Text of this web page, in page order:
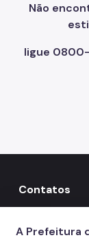
Não
ligue 0800-
Contatos
156
A Prefeitura